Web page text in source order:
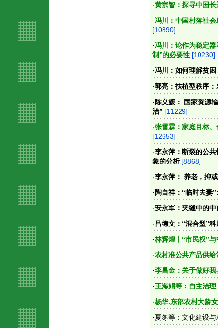
·黄宗智：探寻中国
·冯川：中国村落社
[10890]
·冯川：论作为稳定
制”的必要性 [10230]
·冯川：如何理解贫
·郭亮：扶植型秩序
· 陈义媛： 国家资源
治” [11229]
·张雪霖：家庭目标
[12653]
·李永萍：断裂的公
象的分析 [8868]
·李永萍： 养老，抑
· 陶自祥：“临时夫妻
·安永军：夹缝中的
· 吕德文：“混合型”
·林辉煌丨“市民权”
·农村准公共产品供
·李昌金：关于做好
·王海娟等：自主治
·杨华.东部农村大龄
·夏冬等：文化建设